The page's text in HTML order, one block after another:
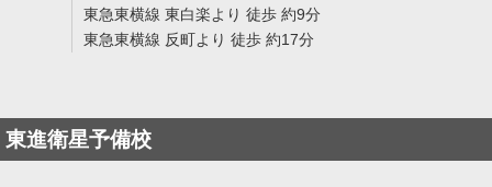
東急東横線 東白楽より 徒歩 約9分
東急東横線 反町より 徒歩 約17分
東進衛星予備校